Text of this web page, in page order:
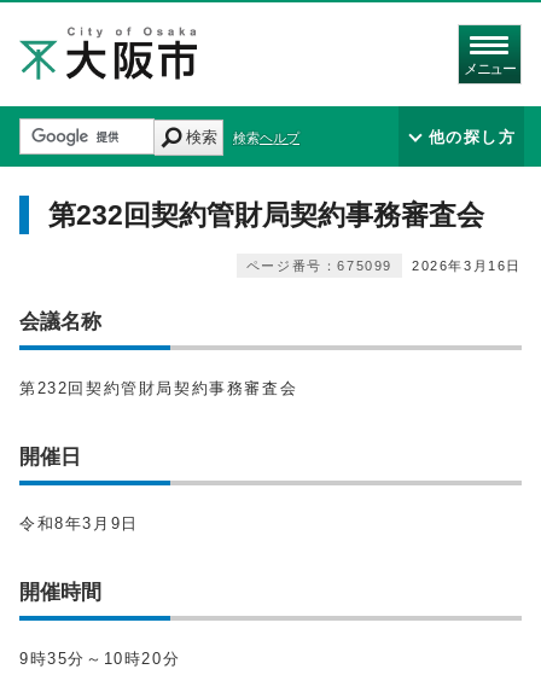
メニュー
検索 検索ヘルプ 他の探し方
第232回契約管財局契約事務審査会
2026年3月16日
ページ番号：675099
会議名称
第232回契約管財局契約事務審査会
開催日
令和8年3月9日
開催時間
9時35分～10時20分